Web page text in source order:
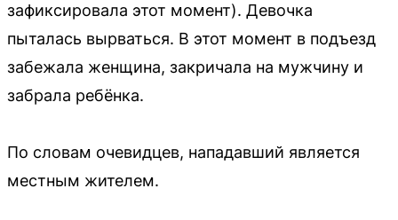
зафиксировала этот момент). Девочка
пыталась вырваться. В этот момент в подъезд
забежала женщина, закричала на мужчину и
забрала ребёнка.
По словам очевидцев, нападавший является
местным жителем.